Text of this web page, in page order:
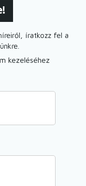
íratkozz fel a
kezeléséhez